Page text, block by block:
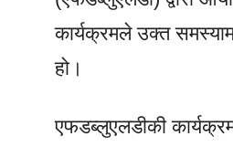
कार्यक्रमले उक्त
हो।
एफडब्लुएलडीकी